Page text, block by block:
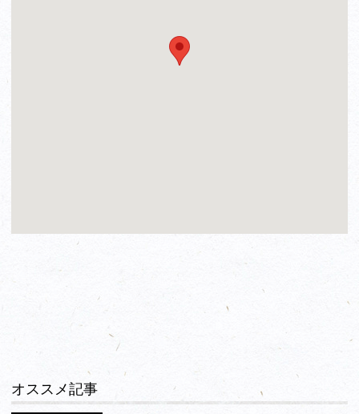
オススメ記事